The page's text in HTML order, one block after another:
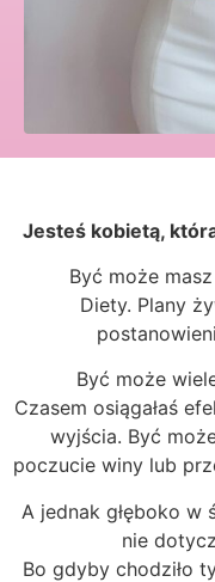
Jesteś kobietą,
Być może
Diety. Plany
Być może
Czasem osiągałaś
wyjścia. Być
poczucie winy lub
A jednak głęboko w
nie
Bo gdyby chodziło